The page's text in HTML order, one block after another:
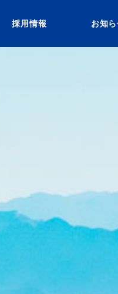
採用情報 お知